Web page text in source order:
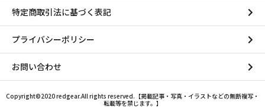
特定商取引法に基づく表記
プライバシーポリシー
お問い合わせ
Copyright©2020 redgear.All rights reserved.【掲載記事・写真・イラストなどの無断複写・
転載等を禁じます。】